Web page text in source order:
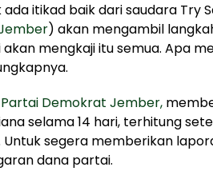
itikad baik dari saudara Try
) akan mengambil
mengkaji itu semua. Apa
Partai Demokrat Jember,
selama 14 hari, terhitung
Untuk segera memberikan
dana partai.